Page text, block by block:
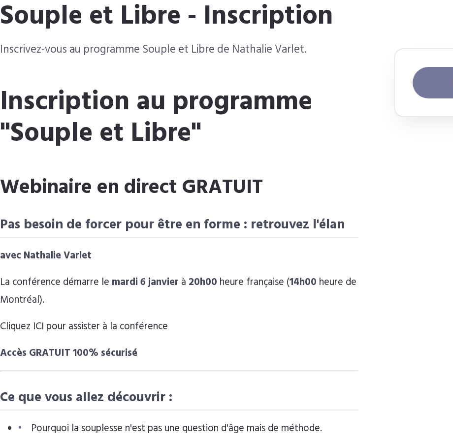
Souple et Libre - Inscription
Inscrivez-vous au programme Souple et Libre de Nathalie Varlet.
Inscription au programme
"Souple et Libre"
Webinaire en direct GRATUIT
Pas besoin de forcer pour être en forme : retrouvez l'élan
avec Nathalie Varlet
La conférence démarre le mardi 6 janvier à 20h00 heure française (14h00 heure de
Montréal).
Cliquez ICI pour assister à la conférence
Accès GRATUIT 100% sécurisé
Ce que vous allez découvrir :
Pourquoi la souplesse n'est pas une question d'âge mais de méthode.